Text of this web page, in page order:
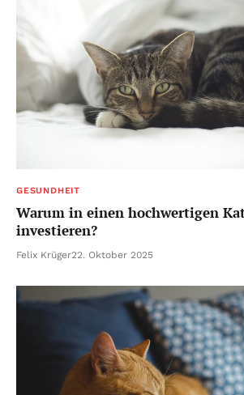
GESUNDHEIT
Warum in einen hochwertigen
investieren?
Felix Krüger22. Oktober 2025